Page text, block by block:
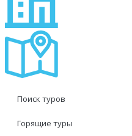
Поиск туров
Горящие туры